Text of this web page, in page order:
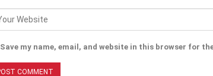
Save my name, email, and website in this browser for